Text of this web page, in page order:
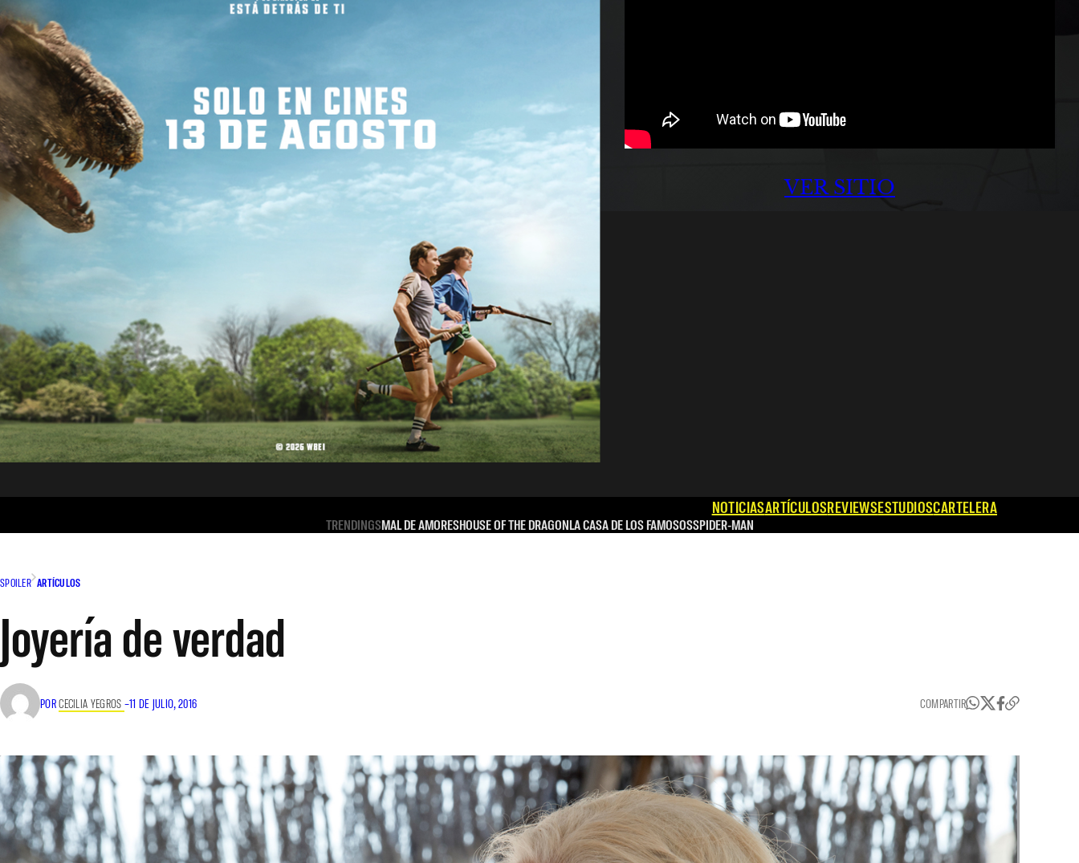
VER SITIO
NOTICIASARTÍCULOSREVIEWSESTUDIOSCARTELERA
TRENDINGSMAL DE AMORESHOUSE OF THE DRAGONLA CASA DE LOS FAMOSOSSPIDER-MAN
SPOILER ARTÍCULOS
Joyería de verdad
PORCECILIA YEGROS –11 DE JULIO, 2016 COMPARTIR